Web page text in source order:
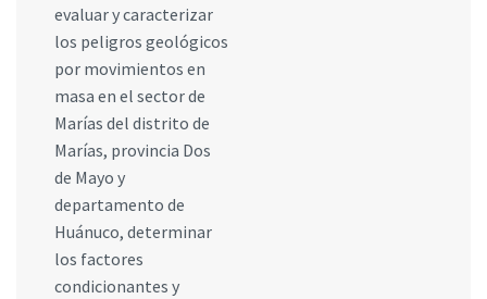
evaluar y caracterizar
los peligros geológicos
por movimientos en
masa en el sector de
Marías del distrito de
Marías, provincia Dos
de Mayo y
departamento de
Huánuco, determinar
los factores
condicionantes y